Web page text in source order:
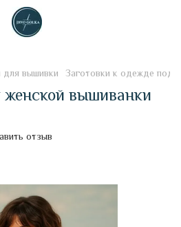
для вышивки Заготовки к одежде под
женской вышиванки
отзыв